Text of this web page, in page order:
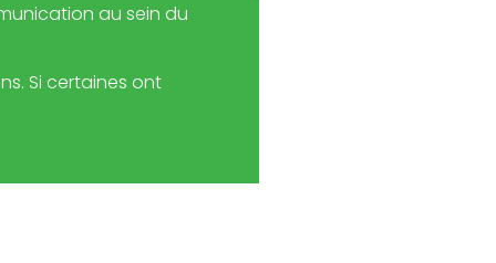
au sein du
Si certaines ont